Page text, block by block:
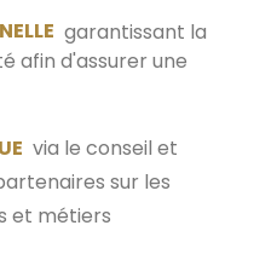
garantissant la
afin d'assurer une
via le conseil et
sur les
et métiers